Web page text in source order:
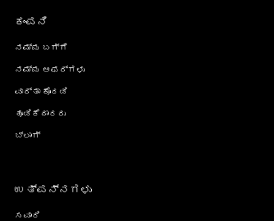
ಕಂಪನಿ
ನಮ್ಮ ಬಗ್ಗೆ
ನಮ್ಮ ಆಫರ್‌ಗಳು
ವಾರ್ತಾ ಕೊಠಡಿ
ಹೂಡಿಕೆದಾರರು
ಬ್ಲಾಗ್
ಉತ್ಪನ್ನಗಳು
ಸವಾರಿ